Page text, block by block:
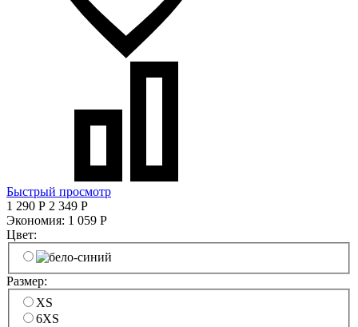
Быстрый просмотр
1 290 Р 2 349 Р
Экономия: 1 059 Р
Цвет:
Размер:
XS
6XS